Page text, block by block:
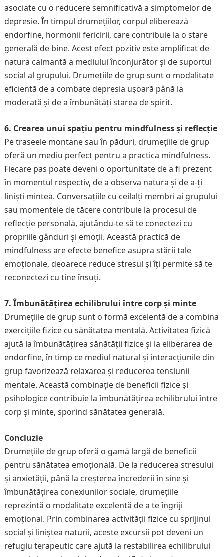
asociate cu o reducere semnificativă a simptomelor de
depresie. În timpul drumețiilor, corpul eliberează
endorfine, hormonii fericirii, care contribuie la o stare
generală de bine. Acest efect pozitiv este amplificat de
natura calmantă a mediului înconjurător și de suportul
social al grupului. Drumețiile de grup sunt o modalitate
eficientă de a combate depresia ușoară până la
moderată și de a îmbunătăți starea de spirit.
6. Crearea unui spațiu pentru mindfulness și reflecție
Pe traseele montane sau în păduri, drumețiile de grup
oferă un mediu perfect pentru a practica mindfulness.
Fiecare pas poate deveni o oportunitate de a fi prezent
în momentul respectiv, de a observa natura și de a-ți
liniști mintea. Conversațiile cu ceilalți membri ai grupului
sau momentele de tăcere contribuie la procesul de
reflecție personală, ajutându-te să te conectezi cu
propriile gânduri și emoții. Această practică de
mindfulness are efecte benefice asupra stării tale
emoționale, deoarece reduce stresul și îți permite să te
reconectezi cu tine însuți.
7. Îmbunătățirea echilibrului între corp și minte
Drumețiile de grup sunt o formă excelentă de a combina
exercițiile fizice cu sănătatea mentală. Activitatea fizică
ajută la îmbunătățirea sănătății fizice și la eliberarea de
endorfine, în timp ce mediul natural și interacțiunile din
grup favorizează relaxarea și reducerea tensiunii
mentale. Această combinație de beneficii fizice și
psihologice contribuie la îmbunătățirea echilibrului între
corp și minte, sporind sănătatea generală.
Concluzie
Drumețiile de grup oferă o gamă largă de beneficii
pentru sănătatea emoțională. De la reducerea stresului
și anxietății, până la creșterea încrederii în sine și
îmbunătățirea conexiunilor sociale, drumețiile
reprezintă o modalitate excelentă de a te îngriji
emoțional. Prin combinarea activității fizice cu sprijinul
social și liniștea naturii, aceste excursii pot deveni un
refugiu terapeutic care ajută la restabilirea echilibrului